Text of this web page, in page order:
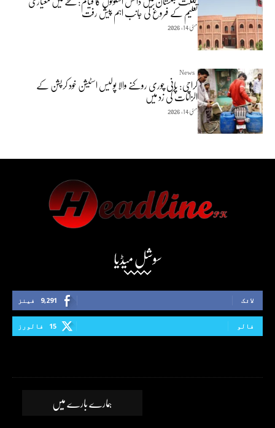
تعلیم کے فروغ کی جانب اہم پیش رفت
مئی 14, 2026
News
کراچی: پانی چوری روکنے والا پولیس اسٹیشن خود کرپشن کے
الزامات کی زد میں
مئی 14, 2026
سوشل میڈیا
9,291 فینز لائک
15 فالورز فالو
ہمارے بارے میں